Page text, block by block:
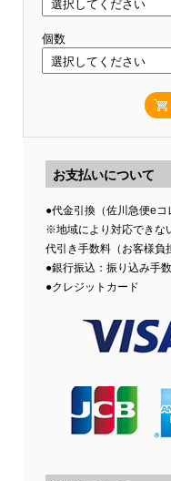
個数
お支払いについて
●代金引換（佐川急便e
※地域により対応できな
代引き手数料（お客様負
●銀行振込：振り込み手
●クレジットカード